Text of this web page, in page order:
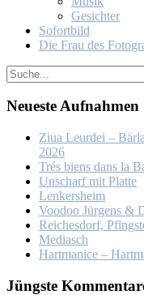
Ge­sich­ter
So­fort­bild
Die Frau des
Neu­es­te Auf­nah­men
Ziua Leur­dei –
2026
Trés biens dans la
Un­scharf mit Plat­te
Len­kers­heim
Voo­doo Jür­gens &
Rei­ches­dorf,
Me­dia­sch
Hart­ma­nice –
Jüngs­te